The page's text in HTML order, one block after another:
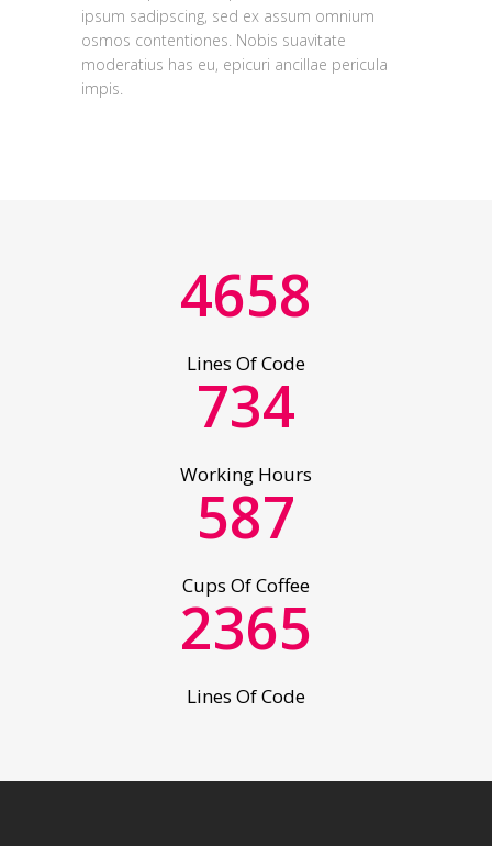
ipsum sadipscing, sed ex assum omnium
osmos contentiones. Nobis suavitate
moderatius has eu, epicuri ancillae pericula
impis.
0
4
2
6
1
5
4
8
Lines Of Code
734
Working Hours
587
Cups Of Coffee
0
1
2
0
1
2
3
0
1
2
3
4
5
6
0
1
2
3
4
5
Lines Of Code